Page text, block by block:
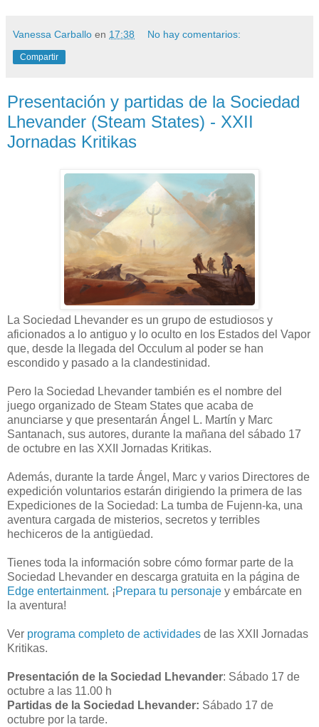
Vanessa Carballo en 17:38 No hay comentarios:
Compartir
Presentación y partidas de la Sociedad
Lhevander (Steam States) - XXII
Jornadas Kritikas
La Sociedad Lhevander es un grupo de estudiosos y
aficionados a lo antiguo y lo oculto en los Estados del Vapor
que, desde la llegada del Occulum al poder se han
escondido y pasado a la clandestinidad.
Pero la Sociedad Lhevander también es el nombre del
juego organizado de Steam States que acaba de
anunciarse y que presentarán Ángel L. Martín y Marc
Santanach, sus autores, durante la mañana del sábado 17
de octubre en las XXII Jornadas Kritikas.
Además, durante la tarde Ángel, Marc y varios Directores de
expedición voluntarios estarán dirigiendo la primera de las
Expediciones de la Sociedad: La tumba de Fujenn-ka, una
aventura cargada de misterios, secretos y terribles
hechiceros de la antigüedad.
Tienes toda la información sobre cómo formar parte de la
Sociedad Lhevander en descarga gratuita en la página de
Edge entertainment. ¡Prepara tu personaje y embárcate en
la aventura!
Ver programa completo de actividades de las XXII Jornadas
Kritikas.
Presentación de la Sociedad Lhevander: Sábado 17 de
octubre a las 11.00 h
Partidas de la Sociedad Lhevander: Sábado 17 de
octubre por la tarde.